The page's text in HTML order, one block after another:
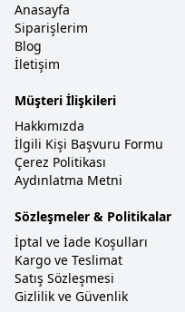
Anasayfa
Siparişlerim
Blog
İletişim
Müşteri İlişkileri
Hakkımızda
İlgili Kişi Başvuru Formu
Çerez Politikası
Aydınlatma Metni
Sözleşmeler & Politikalar
İptal ve İade Koşulları
Kargo ve Teslimat
Satış Sözleşmesi
Gizlilik ve Güvenlik